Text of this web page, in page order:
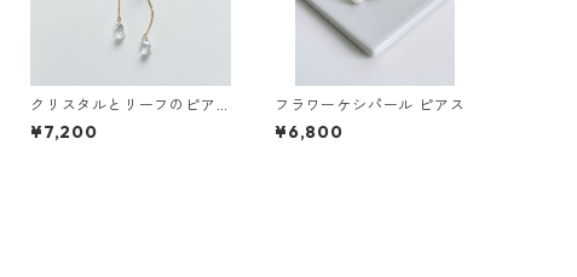
クリスタルとリーフのピア
ス
¥7,200
フラワーケシパール ピアス
¥6,800